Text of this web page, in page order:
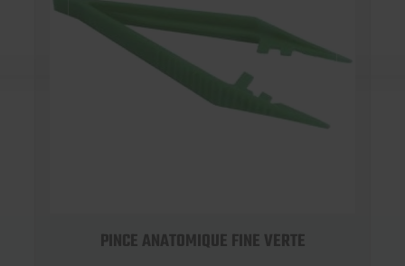
PINCE ANATOMIQUE FINE VERTE